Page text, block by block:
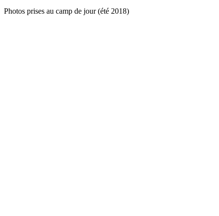
Photos prises au camp de jour (été 2018)